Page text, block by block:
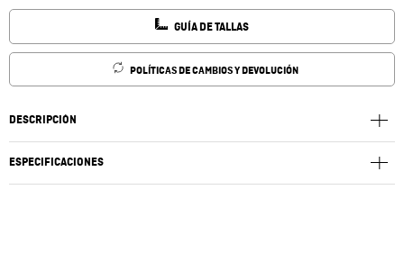
GUÍA DE TALLAS
POLÍTICAS DE CAMBIOS Y DEVOLUCIÓN
DESCRIPCIÓN
ESPECIFICACIONES